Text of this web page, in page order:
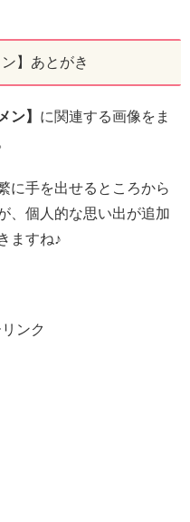
】あとがき
ン】 に関連する画像をま
に手を出せるところから
、個人的な思い出が追加
ますね♪
ンク